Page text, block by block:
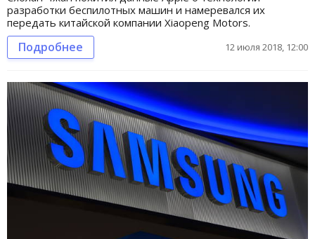
разработки беспилотных машин и намеревался их
передать китайской компании Xiaopeng Motors.
Подробнее 12 июля 2018, 12:00